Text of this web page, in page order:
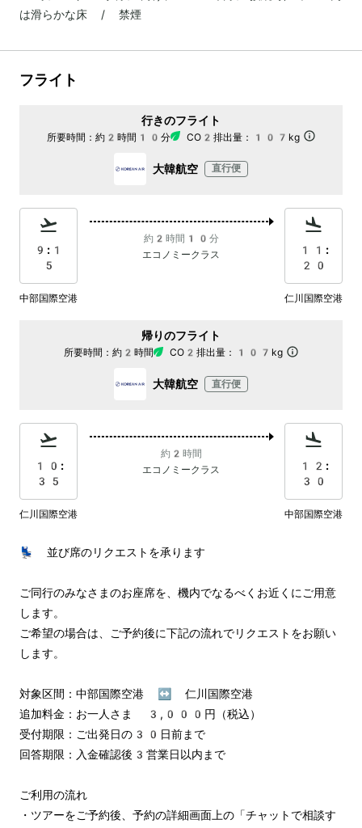
は滑らかな床 / 禁煙
フライト
行きのフライト
所要時間： 約2時間10分 CO2排出量： 107kg
大韓航空 直行便
9:1
5
約2時間10分
エコノミークラス
11:
20
中部国際空港 仁川国際空港
帰りのフライト
所要時間： 約2時間 CO2排出量： 107kg
大韓航空 直行便
10:
35
約2時間
エコノミークラス
12:
30
仁川国際空港 中部国際空港
💺 並び席のリクエストを承ります
ご同行のみなさまのお座席を、機内でなるべくお近くにご用意
します。
ご希望の場合は、ご予約後に下記の流れでリクエストをお願い
します。
対象区間：中部国際空港 ↔︎ 仁川国際空港
追加料金：お一人さま 3,000円（税込）
受付期限：ご出発日の30日前まで
回答期限：入金確認後3営業日以内まで
ご利用の流れ
・ツアーをご予約後、予約の詳細画面上の「チャットで相談す